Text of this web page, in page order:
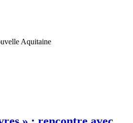
Aquitaine